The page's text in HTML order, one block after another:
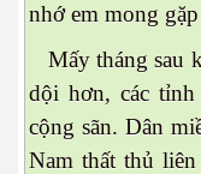
nhớ em mong
Mấy tháng sau
dội hơn, các
cộng sãn. Dân
Nam thất thủ
thạch